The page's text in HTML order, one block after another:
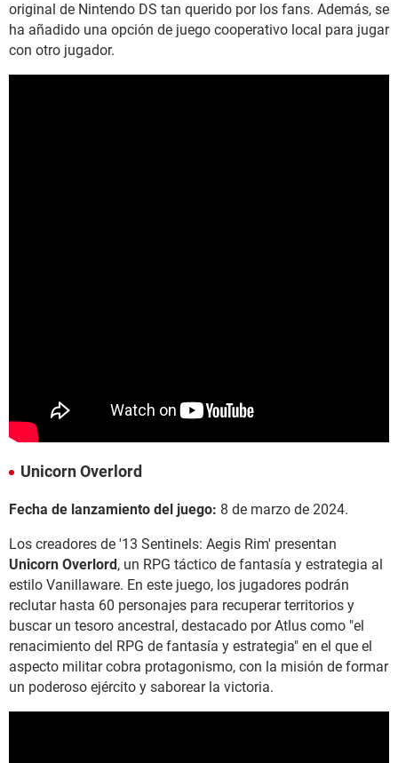
original de Nintendo DS tan querido por los fans. Además, se
ha añadido una opción de juego cooperativo local para jugar
con otro jugador.
Unicorn Overlord
Fecha de lanzamiento del juego: 8 de marzo de 2024.
Los creadores de '13 Sentinels: Aegis Rim' presentan
Unicorn Overlord, un RPG táctico de fantasía y estrategia al
estilo Vanillaware. En este juego, los jugadores podrán
reclutar hasta 60 personajes para recuperar territorios y
buscar un tesoro ancestral, destacado por Atlus como "el
renacimiento del RPG de fantasía y estrategia" en el que el
aspecto militar cobra protagonismo, con la misión de formar
un poderoso ejército y saborear la victoria.